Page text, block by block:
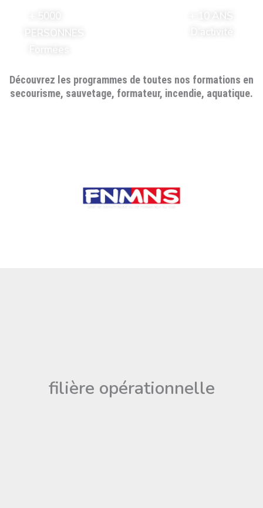
D’activité
5000
Découvrez les programmes de toutes nos formations en
secourisme, sauvetage, formateur, incendie, aquatique.
filière opérationnelle